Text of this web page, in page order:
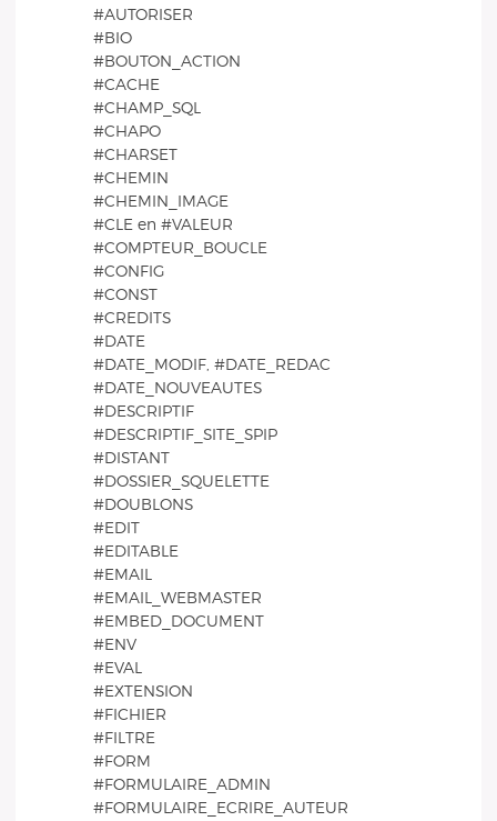
#AUTORISER
#BIO
#BOUTON_ACTION
#CACHE
#CHAMP_SQL
#CHAPO
#CHARSET
#CHEMIN
#CHEMIN_IMAGE
#CLE en #VALEUR
#COMPTEUR_BOUCLE
#CONFIG
#CONST
#CREDITS
#DATE
#DATE_MODIF, #DATE_REDAC
#DATE_NOUVEAUTES
#DESCRIPTIF
#DESCRIPTIF_SITE_SPIP
#DISTANT
#DOSSIER_SQUELETTE
#DOUBLONS
#EDIT
#EDITABLE
#EMAIL
#EMAIL_WEBMASTER
#EMBED_DOCUMENT
#ENV
#EVAL
#EXTENSION
#FICHIER
#FILTRE
#FORM
#FORMULAIRE_ADMIN
#FORMULAIRE_ECRIRE_AUTEUR